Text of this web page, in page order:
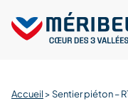
content
Accueil >Sentier piéton –